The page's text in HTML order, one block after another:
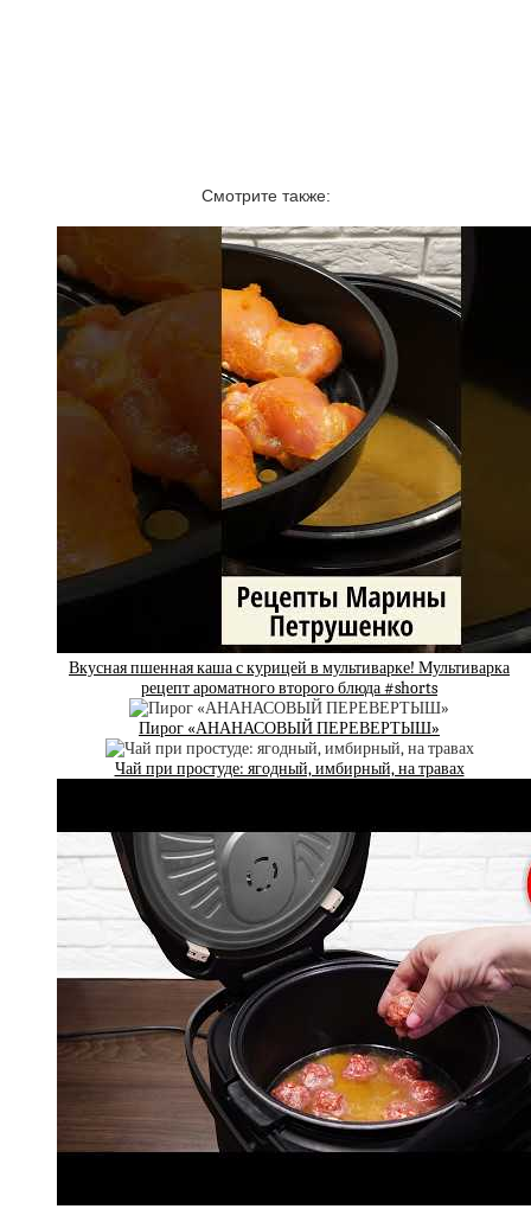
Смотрите также:
Вкусная пшенная каша с курицей в мультиварке! Мультиварка
рецепт ароматного второго блюда #shorts
Пирог «АНАНАСОВЫЙ ПЕРЕВЕРТЫШ»
Чай при простуде: ягодный, имбирный, на травах